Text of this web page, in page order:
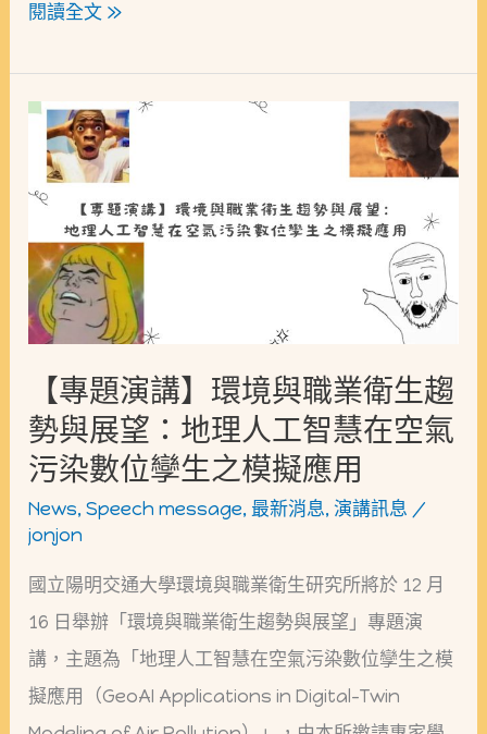
閱讀全文 »
【專題演講】環境與職業衛生趨
勢與展望：地理人工智慧在空氣
污染數位孿生之模擬應用
News,Speech message, 最新消息,演講訊息 /
jonjon
國立陽明交通大學環境與職業衛生研究所將於 12 月
16 日舉辦「環境與職業衛生趨勢與展望」專題演
講，主題為「地理人工智慧在空氣污染數位孿生之模
擬應用（GeoAI Applications in Digital-Twin
【專
題
演
講】
環
境
與
業
衛
生
趨
與
望：
地